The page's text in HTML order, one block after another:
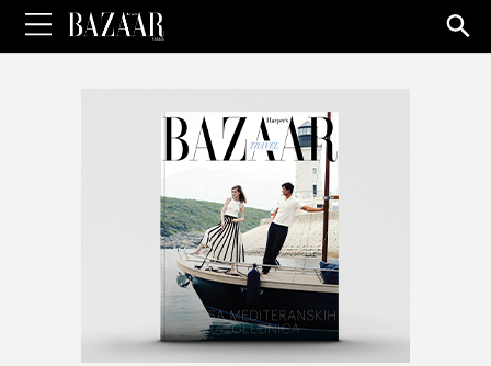
for: